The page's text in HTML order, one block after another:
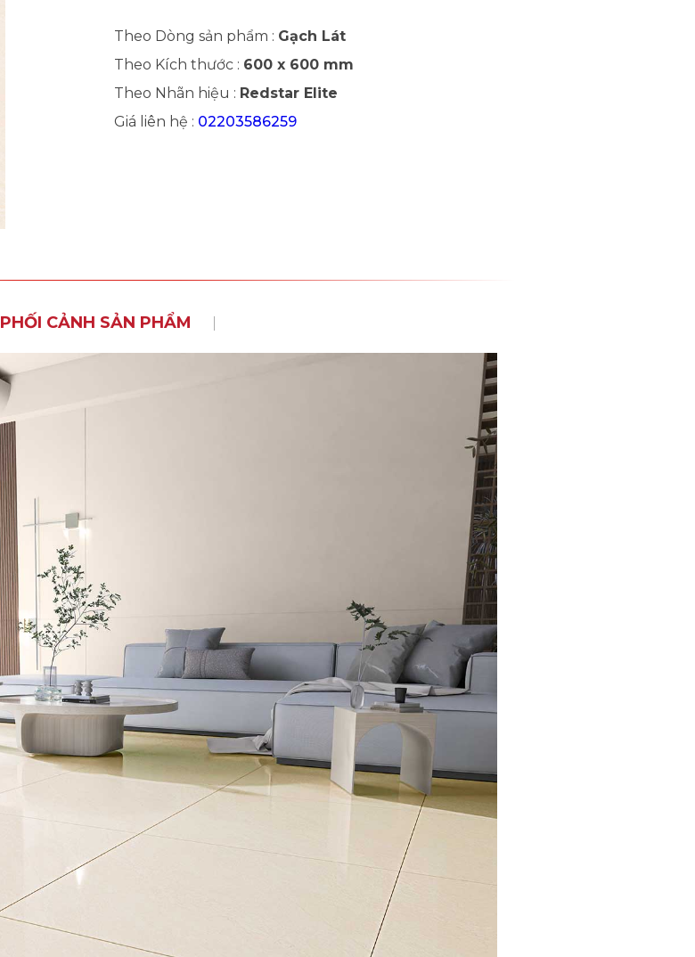
Theo Dòng sản phẩm : Gạch Lát
Theo Kích thước : 600 x 600 mm
Theo Nhãn hiệu : Redstar Elite
Giá liên hệ : 02203586259
PHỐI CẢNH SẢN PHẨM